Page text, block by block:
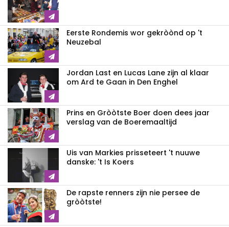
Eerste Rondemis wor gekròònd op 't
Neuzebal
Jordan Last en Lucas Lane zijn al klaar
om Ard te Gaan in Den Enghel
Prins en Gròòtste Boer doen dees jaar
verslag van de Boeremaaltijd
Uis van Markies prisseteert 't nuuwe
danske: 't Is Koers
De rapste renners zijn nie persee de
gròòtste!